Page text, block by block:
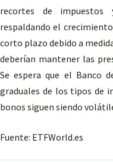
recortes de
respaldando el
corto plazo debido a
deberían mantener las
Se espera que el Banco
graduales de los tipos de
bonos siguen siendo
Fuente: ETFWorld.es